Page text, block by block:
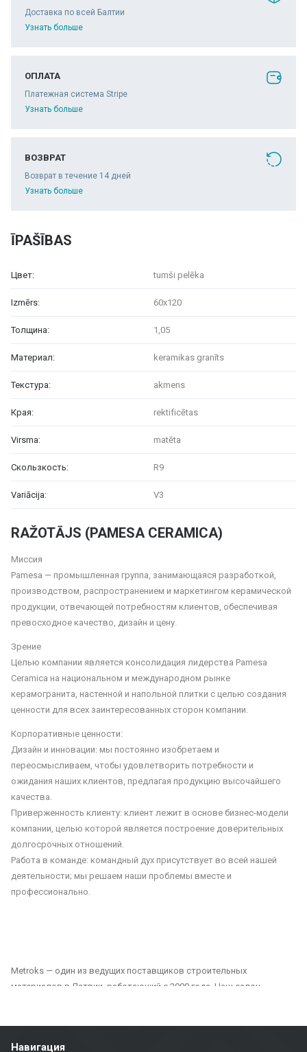
RAŽOTĀJS (PAMESA CERAMICA)
Миссия
Pamesa — промышленная группа, занимающаяся разработкой,
производством, распространением и маркетингом керамической
продукции, отвечающей потребностям клиентов, обеспечивая
превосходное качество, дизайн и цену.
Зрение
Целью компании является консолидация лидерства Pamesa
Ceramica на национальном и международном рынке
керамогранита, настенной и напольной плитки с целью создания
ценности для всех заинтересованных сторон компании.
Корпоративные ценности:
Дизайн и инновации: мы постоянно изобретаем и
переосмысливаем, чтобы удовлетворить потребности и
ожидания наших клиентов, предлагая продукцию высочайшего
качества.
Приверженность клиенту: клиент лежит в основе бизнес-модели
компании, целью которой является построение доверительных
долгосрочных отношений.
Работа в команде: командный дух присутствует во всей нашей
деятельности; мы решаем наши проблемы вместе и
профессионально.
Доставка по всей Балтии
Узнать больше
ОПЛАТА
Платежная система Stripe
Узнать больше
ВОЗВРАТ
Возврат в течение 14 дней
Узнать больше
ĪPAŠĪBAS
Цвет: tumši pelēka
Izmērs: 60x120
Толщина: 1,05
Материал: keramikas granīts
Текстура: akmens
Края: rektificētas
Virsma: matēta
Скользкость: R9
Variācija: V3
Metroks — один из ведущих поставщиков строительных
материалов в Латвии, работающий с 2000 года. Наш салон
всех, кто ищет качественные и долговечные решения для отделки
Навигация